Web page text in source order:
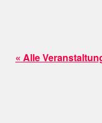
« Alle